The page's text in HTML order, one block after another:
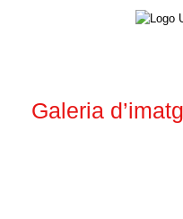
Galeria